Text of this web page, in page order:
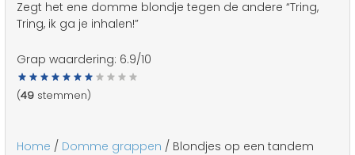
Zegt het ene domme blondje tegen de andere “Tring,
Tring, ik ga je inhalen!”
Grap waardering: 6.9/10
(49 stemmen)
Home / Domme grappen / Blondjes op een tandem